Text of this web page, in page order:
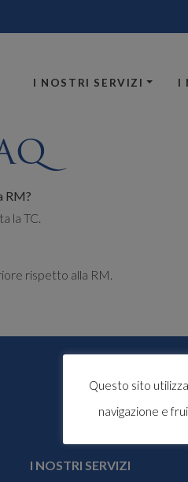
I NOSTRI SERVIZI I
RM?
la TC.
rispetto alla RM.
I NOSTRI SERVIZI
Questo sito
navigazione e